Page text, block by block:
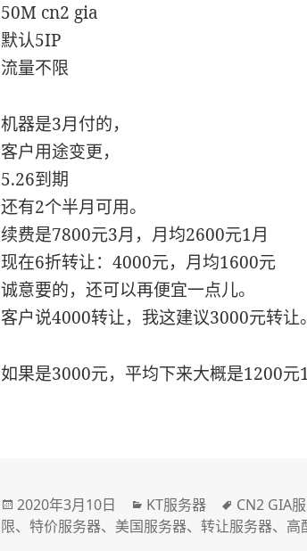
50M cn2 gia
默认5IP
流量不限
机器是3月付的，
客户用途变更，
5.26到期
还有2个半月可用。
续费是7800元3月，月均2600元1月
现在6折转让：4000元，月均1600元
诚意要的，还可以再便宜一点儿。
客户说4000转让，我这建议3000元转让。
如果是3000元，平均下来大概是1200元1
发
布
2020年3月10日
分
类
KT服务器
标
签
CN2 GIA
限、特价服务器、 美国服务器、转让服务器、 高